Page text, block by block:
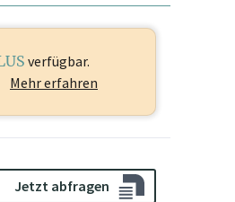
verfügbar.
Mehr erfahren
Jetzt abfragen